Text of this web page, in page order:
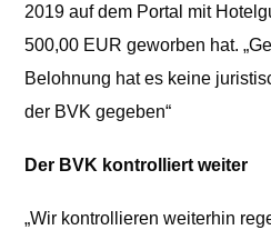
2019 auf dem Portal mit
500,00 EUR geworben hat.
Belohnung hat es keine
der BVK gegeben“
Der BVK kontrolliert weiter
„Wir kontrollieren weiterhin